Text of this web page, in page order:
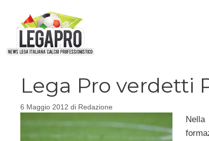
contenuto
Lega Pro verdetti
6 Maggio 2012 di Redazione
Nella